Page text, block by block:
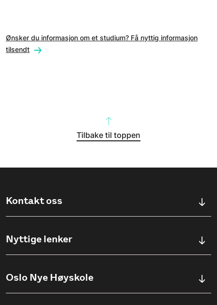
Ønsker du informasjon om et studium? Få nyttig informasjon
tilsendt
Tilbake til toppen
Kontakt oss
Ullevålsveien 76, 0454 OSLO
(+47) 23 23 38 20
Nyttige lenker
Søknadsinfo
Oslo Nye Høyskole